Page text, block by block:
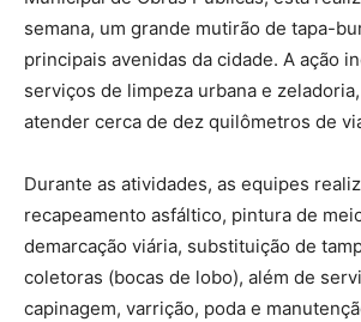
semana, um grande mutirão de tapa-
principais avenidas da cidade. A ação
serviços de limpeza urbana e
atender cerca de dez quilômetros de
Durante as atividades, as equipes
recapeamento asfáltico, pintura de
demarcação viária, substituição de
coletoras (bocas de lobo), além de
capinagem, varrição, poda e